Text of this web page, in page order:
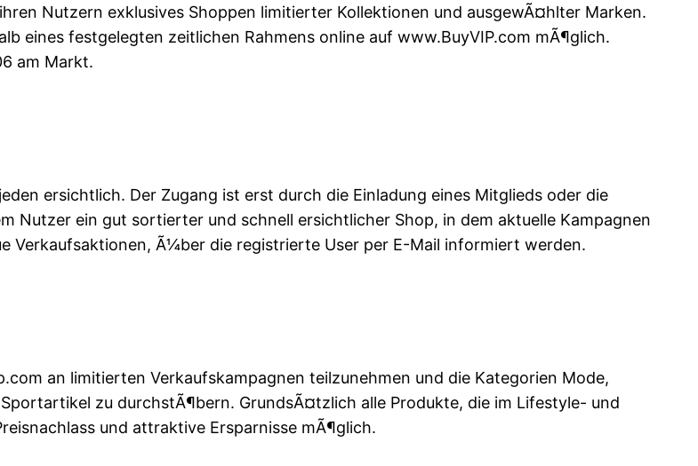
Nutzern exklusives Shoppen limitierter Kollektionen und ausgewÃ¤hlter Marken.
eines festgelegten zeitlichen Rahmens online auf www.BuyVIP.com mÃ¶glich.
am Markt.
ersichtlich. Der Zugang ist erst durch die Einladung eines Mitglieds oder die
Nutzer ein gut sortierter und schnell ersichtlicher Shop, in dem aktuelle Kampagnen
Verkaufsaktionen, Ã¼ber die registrierte User per E-Mail informiert werden.
an limitierten Verkaufskampagnen teilzunehmen und die Kategorien Mode,
zu durchstÃ¶bern. GrundsÃ¤tzlich alle Produkte, die im Lifestyle- und
und attraktive Ersparnisse mÃ¶glich.